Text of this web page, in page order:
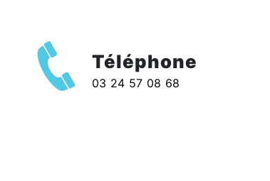
Téléphone
03 24 57 08 68